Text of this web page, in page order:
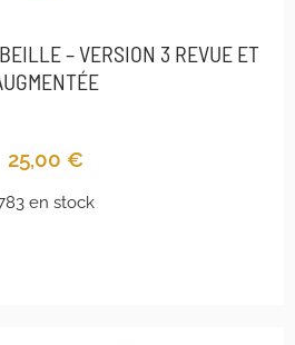
– VERSION 3 REVUE ET
25,00 €
en stock